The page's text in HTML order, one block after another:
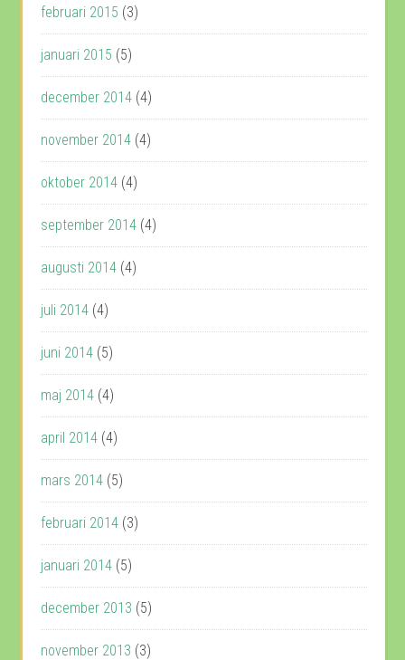
februari 2015 (3)
januari 2015 (5)
december 2014 (4)
november 2014 (4)
oktober 2014 (4)
september 2014 (4)
augusti 2014 (4)
juli 2014 (4)
juni 2014 (5)
maj 2014 (4)
april 2014 (4)
mars 2014 (5)
februari 2014 (3)
januari 2014 (5)
december 2013 (5)
november 2013 (3)